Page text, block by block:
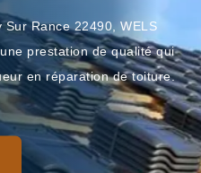
Rance 22490, WELS
prestation de qualité qui
en réparation de toiture.